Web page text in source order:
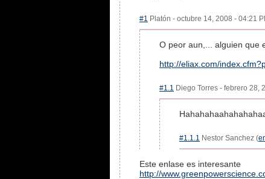
#1 Platón - octubre 14, 2008 - 04:21
O peor aun,... alguien que
http://eliax.com/
#1.1 Diego Torres - febrero 28,
#1.1.1 Nestor Sanchez (
Este enlase es interesante
http://